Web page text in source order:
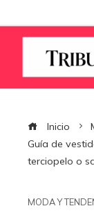
Inicio
Guía de
terciopelo o
MODA Y